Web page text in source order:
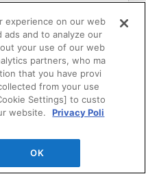
experience on our web
and to analyze our
your use of our web
partners, who ma
that you have provi
from your use
Settings] to custo
website.
Privacy Poli
OK